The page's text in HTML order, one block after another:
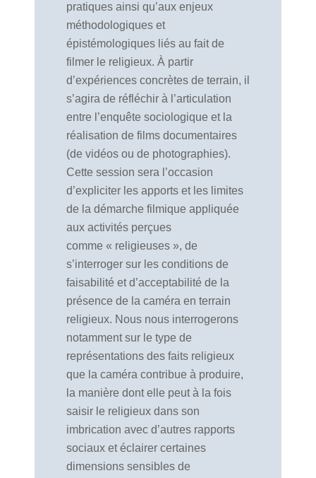
pratiques ainsi qu’aux enjeux
méthodologiques et
épistémologiques liés au fait de
filmer le religieux. À partir
d’expériences concrètes de terrain, il
s’agira de réfléchir à l’articulation
entre l’enquête sociologique et la
réalisation de films documentaires
(de vidéos ou de photographies).
Cette session sera l’occasion
d’expliciter les apports et les limites
de la démarche filmique appliquée
aux activités perçues
comme « religieuses », de
s’interroger sur les conditions de
faisabilité et d’acceptabilité de la
présence de la caméra en terrain
religieux. Nous nous interrogerons
notamment sur le type de
représentations des faits religieux
que la caméra contribue à produire,
la manière dont elle peut à la fois
saisir le religieux dans son
imbrication avec d’autres rapports
sociaux et éclairer certaines
dimensions sensibles de